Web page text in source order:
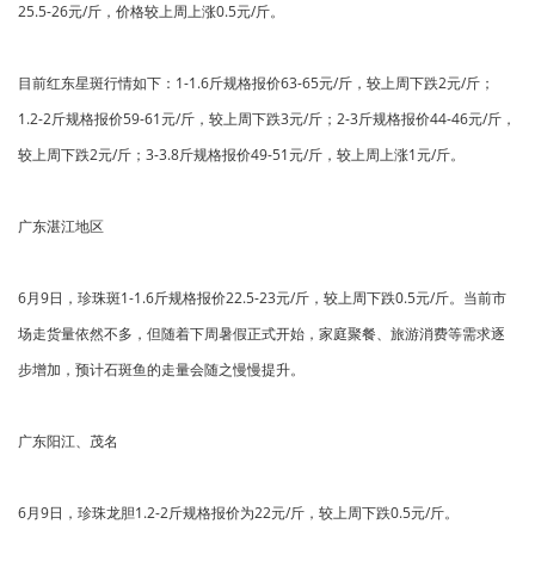
25.5-26元/斤，价格较上周上涨0.5元/斤。
目前红东星斑行情如下：1-1.6斤规格报价63-65元/斤，较上周下跌2元/斤；
1.2-2斤规格报价59-61元/斤，较上周下跌3元/斤；2-3斤规格报价44-46元/斤，
较上周下跌2元/斤；3-3.8斤规格报价49-51元/斤，较上周上涨1元/斤。
广东湛江地区
6月9日，珍珠斑1-1.6斤规格报价22.5-23元/斤，较上周下跌0.5元/斤。当前市
场走货量依然不多，但随着下周暑假正式开始，家庭聚餐、旅游消费等需求逐
步增加，预计石斑鱼的走量会随之慢慢提升。
广东阳江、茂名
6月9日，珍珠龙胆1.2-2斤规格报价为22元/斤，较上周下跌0.5元/斤。